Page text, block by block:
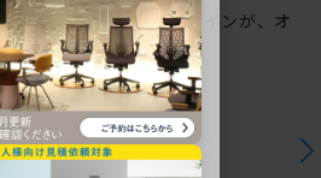
透明感のある美しいデザインが、オ
す。
事項